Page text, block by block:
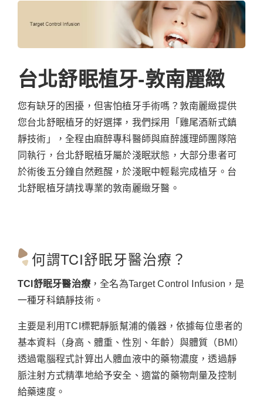
台北舒眠植牙-敦南麗緻
您有缺牙的困擾，但害怕植牙手術嗎？敦南麗緻提供
您台北舒眠植牙的好選擇，我們採用「雞尾酒新式鎮
靜技術」，全程由麻醉專科醫師與麻醉護理師團隊陪
同執行，台北舒眠植牙屬於淺眠狀態，大部分患者可
於術後五分鐘自然甦醒，於淺眠中輕鬆完成植牙。台
北舒眠植牙請找專業的敦南麗緻牙醫。
何謂TCI舒眠牙醫治療？
TCI舒眠牙醫治療 ，全名為Target Control Infusion，是
一種牙科鎮靜技術。
主要是利用TCI標靶靜脈幫浦的儀器，依據每位患者的
基本資料（身高、體重、性別、年齡）與體質（BMI）
透過電腦程式計算出人體血液中的藥物濃度，透過靜
脈注射方式精準地給予安全、適當的藥物劑量及控制
給藥速度。